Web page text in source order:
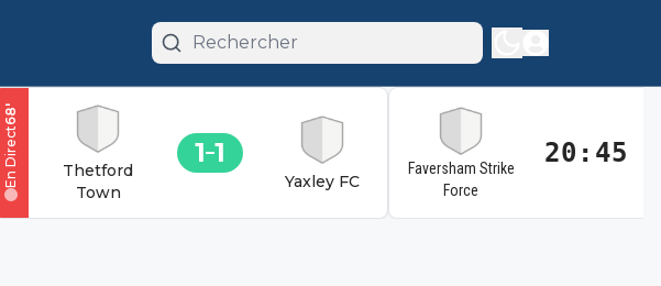
Thetford
Town
1 1
Yaxley FC
68
'
En Direct
Faversham Strike
Force
20:45